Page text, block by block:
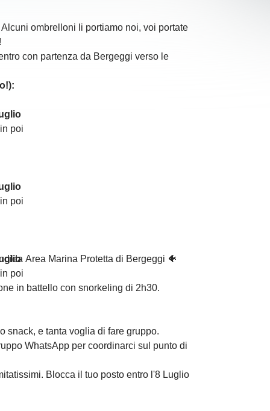
ombrelloni li portiamo noi, voi portate
con partenza da Bergeggi verso le
poi
poi
Area Marina Protetta di Bergeggi 🐠
poi
in battello con snorkeling di 2h30.
snack, e tanta voglia di fare gruppo.
WhatsApp per coordinarci sul punto di
Blocca il tuo posto entro l'8 Luglio